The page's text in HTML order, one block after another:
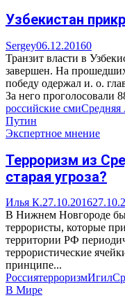
Узбекистан
Sergey06.12.20160
Транзит власти в
завершен. На
победу одержал и. о.
За него проголосовали
российские смиСредняя
Путин
Экспертное мнение
Терроризм из
старая угроза?
Илья К.27.10.2016
В Нижнем Новгороде
террористы, которые
территории РФ
террористические
принципе...
РоссиятерроризмИгил
В Мире